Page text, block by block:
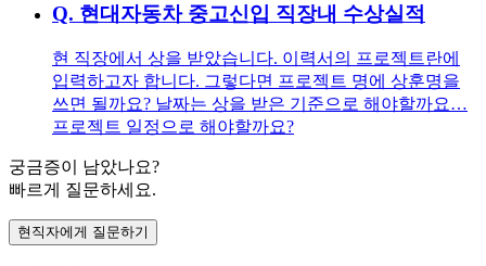
Q. 현대자동차 중고신입 직장내 수상실적
현 직장에서 상을 받았습니다. 이력서의 프로젝트란에
입력하고자 합니다. 그렇다면 프로젝트 명에 상훈명을
쓰면 될까요? 날짜는 상을 받은 기준으로 해야할까요…
프로젝트 일정으로 해야할까요?
궁금증이 남았나요?
빠르게 질문하세요.
현직자에게 질문하기